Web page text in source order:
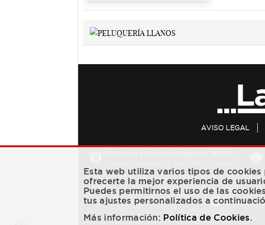
AVISO LEGAL
Esta web utiliza varios tipos de cookies
ofrecerte la mejor experiencia de
Puedes permitirnos el uso de las
tus ajustes personalizados a
Más información: Política de Cookies.